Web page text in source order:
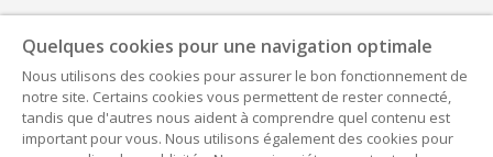
Politique de confidentialité - Mentions légales
Nos tarifs
FAQ
Quelques cookies pour une navigation optimale
Nous utilisons des cookies pour assurer le bon fonctionnement de
notre site. Certains cookies vous permettent de rester connecté,
tandis que d'autres nous aident à comprendre quel contenu est
important pour vous. Nous utilisons également des cookies pour